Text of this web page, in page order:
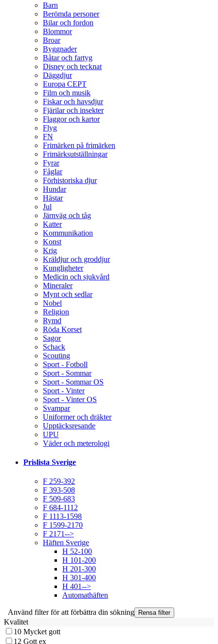
Barn
Berömda personer
Bilar och fordon
Blommor
Broar
Byggnader
Båtar och fartyg
Disney och tecknat
Däggdjur
Europa CEPT
Film och musik
Fiskar och havsdjur
Fjärilar och insekter
Flaggor och kartor
Flyg
FN
Frimärken på frimärken
Frimärksutställningar
Fyrar
Fåglar
Förhistoriska djur
Hundar
Hästar
Jul
Järnväg och tåg
Katter
Kommunikation
Konst
Krig
Kräldjur och groddjur
Kungligheter
Medicin och sjukvård
Mineraler
Mynt och sedlar
Nobel
Religion
Rymd
Röda Korset
Sagor
Schack
Scouting
Sport - Fotboll
Sport - Sommar
Sport - Sommar OS
Sport - Vinter
Sport - Vinter OS
Svampar
Uniformer och dräkter
Upptäcksresande
UPU
Väder och meterologi
Prislista Sverige
F 259-392
F 393-508
F 509-683
F 684-1112
F 1113-1598
F 1599-2170
F 2171-->
Häften Sverige
H 52-100
H 101-200
H 201-300
H 301-400
H 401-->
Automathäften
Använd filter för att förbättra din sökning
Kvalitet
10 Mycket gott
12 Gott ex